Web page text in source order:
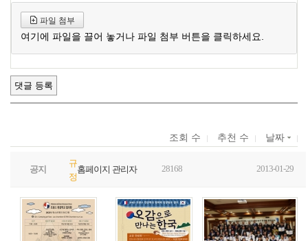
파일 첨부
여기에 파일을 끌어 놓거나 파일 첨부 버튼을 클릭하세요.
조회 수 추천 수 날짜
공지
규
정
홈페이지 관리자 28168 2013-01-29